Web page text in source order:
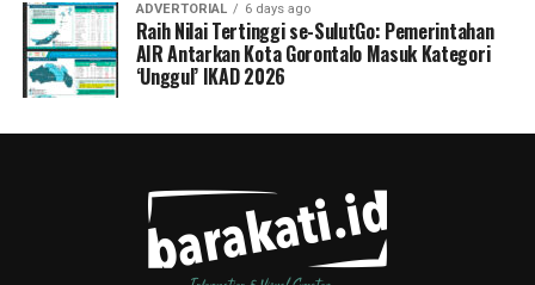
ADVERTORIAL 6 days ago
Raih Nilai Tertinggi se-SulutGo: Pemerintahan
AIR Antarkan Kota Gorontalo Masuk Kategori
‘Unggul’ IKAD 2026